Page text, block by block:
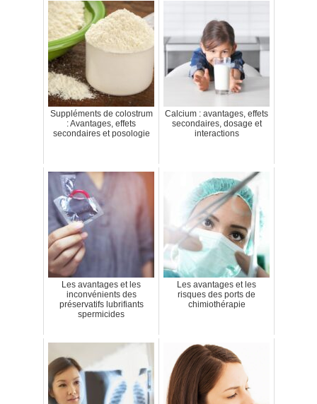
Suppléments de colostrum
: Avantages, effets
secondaires et posologie
Calcium : avantages, effets
secondaires, dosage et
interactions
Les avantages et les
inconvénients des
préservatifs lubrifiants
spermicides
Les avantages et les
risques des ports de
chimiothérapie